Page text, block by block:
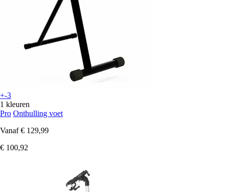
+-3
1 kleuren
Pro Onthulling voet
Vanaf € 129,99
€ 100,92